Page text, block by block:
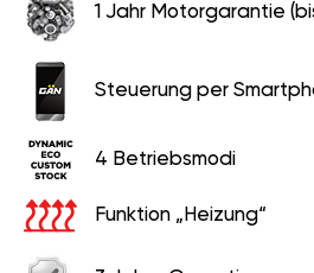
1 Jahr Motorgarantie
Steuerung per
4 Betriebsmodi
Funktion „Heizung“